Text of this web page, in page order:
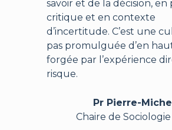
savoir et de la décision, en
critique et en contexte
d’incertitude. C’est une
pas promulguée d’en
forgée par l’expérience
risque.
Pr Pierre-
Chaire de